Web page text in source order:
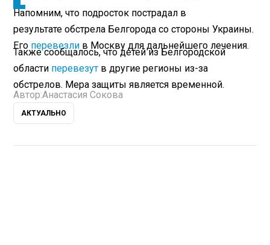
Напомним, что подросток пострадал в
результате обстрела Белгорода со стороны Украины.
Его перевезли в Москву для дальнейшего лечения.
Также сообщалось, что детей из Белгородской
области перевезут в другие регионы из-за
обстрелов. Мера защиты является временной.
Автор:Анастасия Сокова
АКТУАЛЬНО